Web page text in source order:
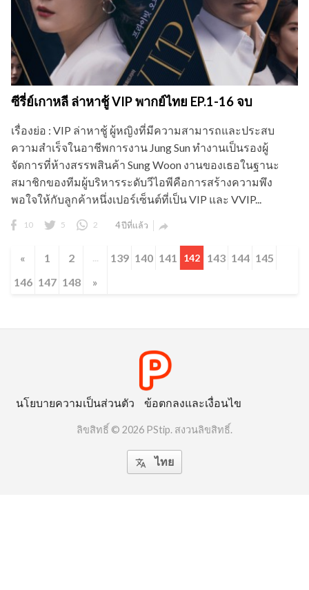
ซีรี่ย์เกาหลี ล่าหาชู้ VIP พากย์ไทย EP.1-16 จบ
เรื่องย่อ : VIP ล่าหาชู้ ผู้หญิงที่มีความสามารถและประสบ
ความสำเร็จในอาชีพการงาน Jung Sun ทำงานเป็นรองผู้
จัดการที่ห้างสรรพสินค้า Sung Woon งานของเธอในฐานะ
สมาชิกของทีมผู้บริหารระดับวีไอพีคือการสร้างความพึง
พอใจให้กับลูกค้าหนึ่งเปอร์เซ็นต์ที่เป็น VIP และ VVIP...
10 5 2 4 ปีที่แล้ว 
« 1 2 ... 139 140 141 142 143 144 145
146 147 148 »
นโยบายความเป็นส่วนตัว ข้อตกลงและเงื่อนไข
ลิขสิทธิ์ © 2026 PStip. สงวนลิขสิทธิ์.
 ไทย